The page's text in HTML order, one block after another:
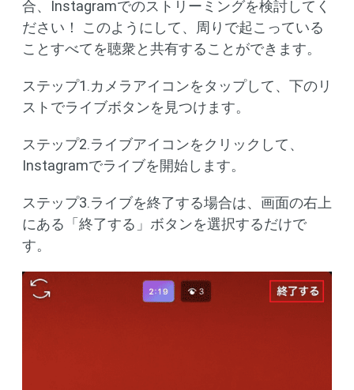
合、Instagramでのストリーミングを検討してく
ださい！ このようにして、周りで起こっている
ことすべてを聴衆と共有することができます。
ステップ1.カメラアイコンをタップして、下のリ
ストでライブボタンを見つけます。
ステップ2.ライブアイコンをクリックして、
Instagramでライブを開始します。
ステップ3.ライブを終了する場合は、画面の右上
にある「終了する」ボタンを選択するだけで
す。